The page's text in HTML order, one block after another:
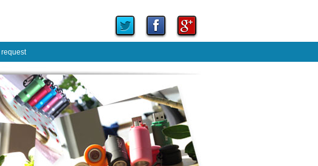
request